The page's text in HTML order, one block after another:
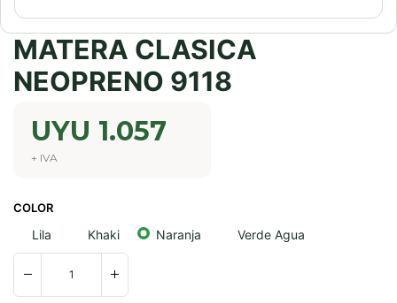
MATERA CLASICA
NEOPRENO 9118
UYU 1.057
+ IVA
COLOR
Lila Khaki Naranja Verde Agua